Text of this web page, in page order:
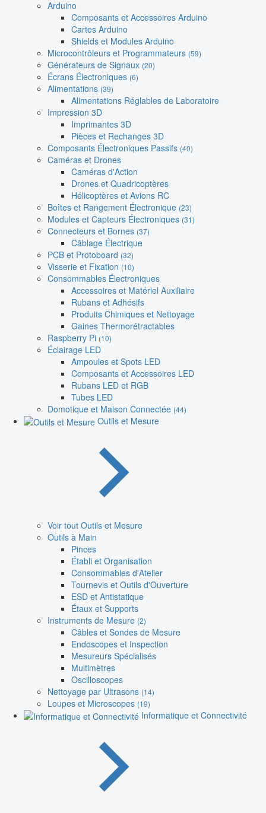
Arduino
Composants et Accessoires Arduino
Cartes Arduino
Shields et Modules Arduino
Microcontrôleurs et Programmateurs (59)
Générateurs de Signaux (20)
Écrans Électroniques (6)
Alimentations (39)
Alimentations Réglables de Laboratoire
Impression 3D
Imprimantes 3D
Pièces et Rechanges 3D
Composants Électroniques Passifs (40)
Caméras et Drones
Caméras d'Action
Drones et Quadricoptères
Hélicoptères et Avions RC
Boîtes et Rangement Électronique (23)
Modules et Capteurs Électroniques (31)
Connecteurs et Bornes (37)
Câblage Électrique
PCB et Protoboard (32)
Visserie et Fixation (10)
Consommables Électroniques
Accessoires et Matériel Auxiliaire
Rubans et Adhésifs
Produits Chimiques et Nettoyage
Gaines Thermorétractables
Raspberry Pi (10)
Éclairage LED
Ampoules et Spots LED
Composants et Accessoires LED
Rubans LED et RGB
Tubes LED
Domotique et Maison Connectée (44)
Outils et Mesure
Voir tout Outils et Mesure
Outils à Main
Pinces
Établi et Organisation
Consommables d'Atelier
Tournevis et Outils d'Ouverture
ESD et Antistatique
Étaux et Supports
Instruments de Mesure (2)
Câbles et Sondes de Mesure
Endoscopes et Inspection
Mesureurs Spécialisés
Multimètres
Oscilloscopes
Nettoyage par Ultrasons (14)
Loupes et Microscopes (19)
Informatique et Connectivité